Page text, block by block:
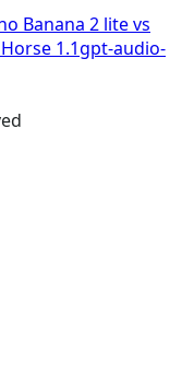
Banana 2 lite vs
1.1gpt-audio-